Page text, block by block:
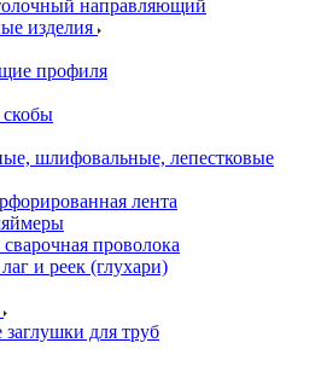
направляющий
изделия
профиля
шлифовальные, лепестковые
лента
проволока
и реек (глухари)
для труб